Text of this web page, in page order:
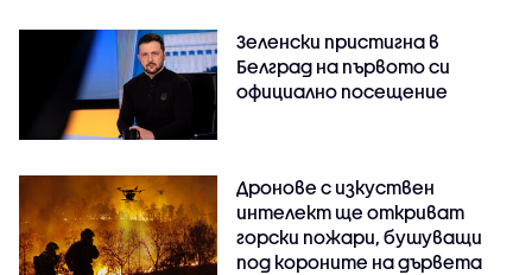
Зеленски пристигна в
Белград на първото си
официално посещение
Дронове с изкуствен
интелект ще откриват
горски пожари, бушуващи
под короните на дървета